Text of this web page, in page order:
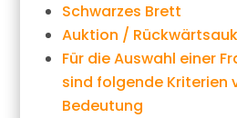
Schwarzes Brett
Auktion /
Für die Auswahl einer
sind folgende Kriterien
Bedeutung